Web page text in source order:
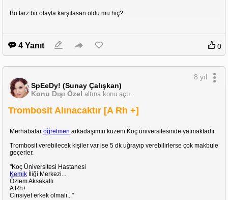
Bu tarz bir olayla karşılasan oldu mu hiç?
4 Yanıt 0
SpEeDy! (Sunay Çalışkan)
Konu Dışı Özel altına konu açtı.
8 yıl
Trombosit Alınacaktır [A Rh +]
Merhabalar öğretmen arkadaşımın kuzeni Koç üniversitesinde yatmaktadır.
Trombosit verebilecek kişiler var ise 5 dk uğrayıp verebilirlerse çok makbule
geçerler.
"Koç Üniversitesi Hastanesi
Kemik İliği Merkezi...
Özlem Aksakallı
A Rh+
Cinsiyet erkek olmalı..."